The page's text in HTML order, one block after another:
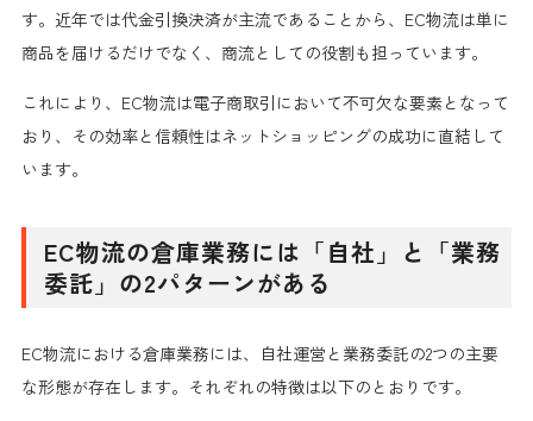
す。近年では代金引換決済が主流であることから、EC物流は単に
商品を届けるだけでなく、商流としての役割も担っています。
これにより、EC物流は電子商取引において不可欠な要素となって
おり、その効率と信頼性はネットショッピングの成功に直結して
います。
EC物流の倉庫業務には「自社」と「業務
委託」の2パターンがある
EC物流における倉庫業務には、自社運営と業務委託の2つの主要
な形態が存在します。それぞれの特徴は以下のとおりです。